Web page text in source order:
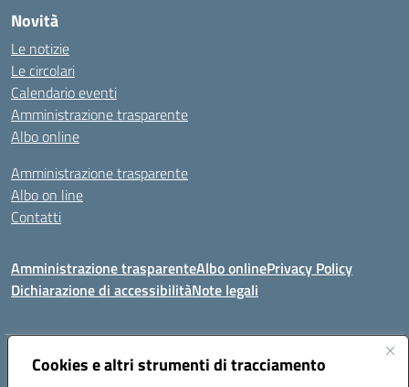
Cookies e altri strumenti di tracciamento
Novità
Le notizie
Le circolari
Calendario eventi
Amministrazione trasparente
Albo online
Amministrazione trasparente
Albo on line
Contatti
Amministrazione trasparenteAlbo onlinePrivacy Policy
Dichiarazione di accessibilitàNote legali
Indirizzo:Via Tirso, 07011 Bono (SS)